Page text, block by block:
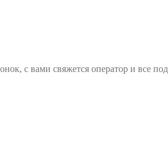
с вами свяжется оператор и все